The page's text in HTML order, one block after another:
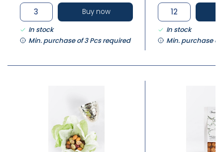
Buy now
In stock
Min. purchase of 3 Pcs required
In stock
Min. purchase of